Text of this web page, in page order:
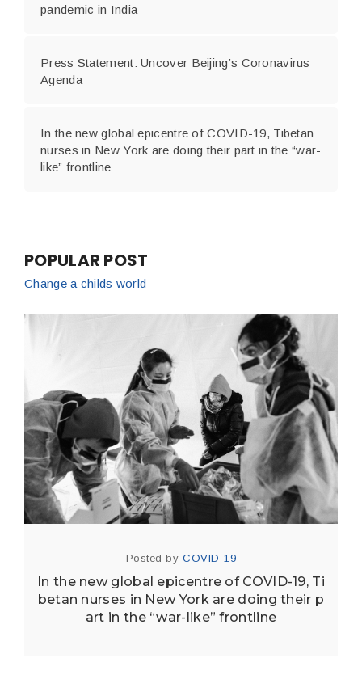
pandemic in India
Press Statement: Uncover Beijing’s Coronavirus
Agenda
In the new global epicentre of COVID-19, Tibetan
nurses in New York are doing their part in the “war-
like” frontline
POPULAR POST
Change a childs world
Posted byCOVID-19
In the new global epicentre of COVID-19, Ti
betan nurses in New York are doing their p
art in the “war-like” frontline